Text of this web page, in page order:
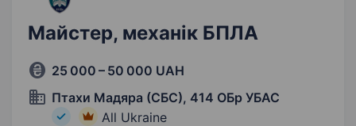
Майстер, механік БПЛА
25 000 – 50 000 UAH
Птахи Мадяра (СБС), 414 ОБр УБАС
All Ukraine